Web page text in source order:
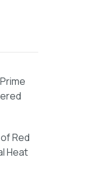
Red
Heat